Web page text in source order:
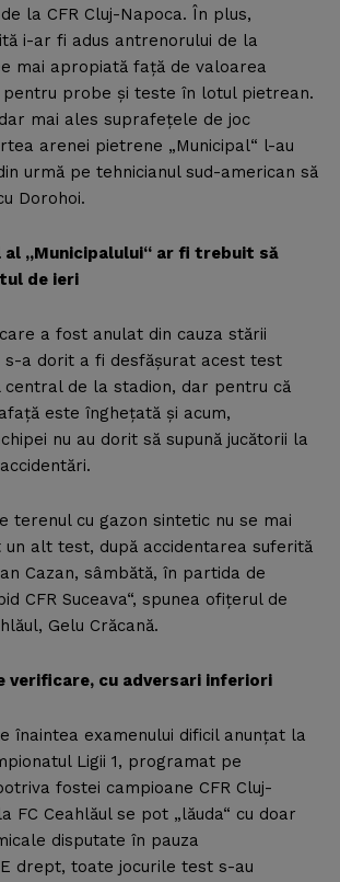
la CFR Cluj-Napoca. În plus,
i-ar fi adus antrenorului de la
mai apropiată faţă de valoarea
probe şi teste în lotul pietrean.
mai ales suprafeţele de joc
arenei pietrene „Municipal“ l-au
urmă pe tehnicianul sud-american să
Dorohoi.
„Municipalului“ ar fi trebuit să
de ieri
a fost anulat din cauza stării
s-a dorit a fi desfăşurat acest test
de la stadion, dar pentru că
este îngheţată şi acum,
nu au dorit să supună jucătorii la
terenul cu gazon sintetic nu se mai
alt test, după accidentarea suferită
Cazan, sâmbătă, în partida de
CFR Suceava“, spunea ofiţerul de
Gelu Crăcană.
verificare, cu adversari inferiori
înaintea examenului dificil anunţat la
Ligii 1, programat pe
fostei campioane CFR Cluj-
FC Ceahlăul se pot „lăuda“ cu doar
disputate în pauza
drept, toate jocurile test s-au